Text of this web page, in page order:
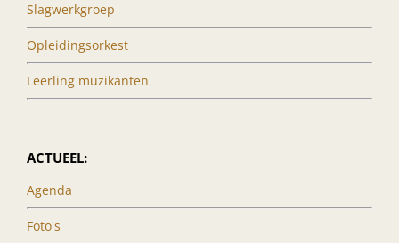
Slagwerkgroep
Opleidingsorkest
Leerling muzikanten
ACTUEEL:
Agenda
Foto's